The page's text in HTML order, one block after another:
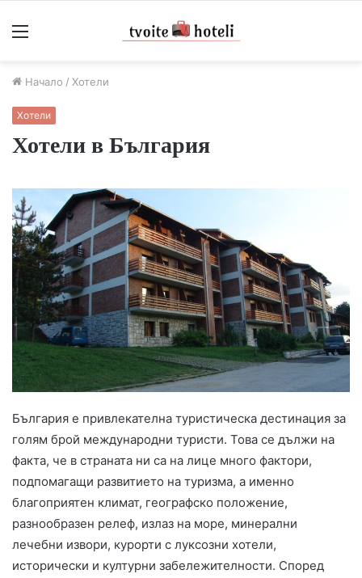
Меню
Начало / Хотели
Хотели
Хотели в България
България е привлекателна туристическа дестинация за
голям брой международни туристи. Това се дължи на
факта, че в страната ни са на лице много фактори,
подпомагащи развитието на туризма, а именно
благоприятен климат, географско положение,
разнообразен релеф, излаз на море, минерални
лечебни извори, курорти с луксозни хотели,
исторически и културни забележителности. Според